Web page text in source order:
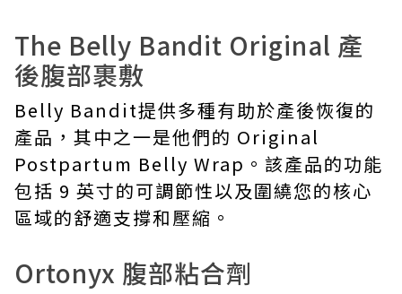
The Belly Bandit Original 產
後腹部裹敷
Belly Bandit提供多種有助於產後恢復的
產品，其中之一是他們的 Original
Postpartum Belly Wrap。該產品的功能
包括 9 英寸的可調節性以及圍繞您的核心
區域的舒適支撐和壓縮。
Ortonyx 腹部粘合劑